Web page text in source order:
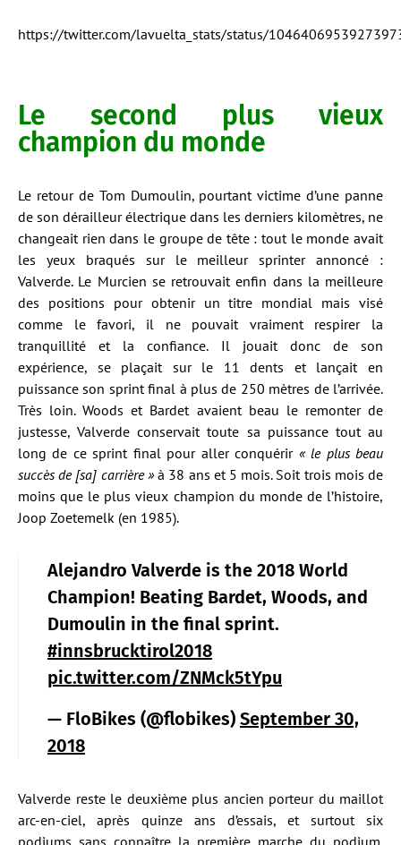
https://twitter.com/lavuelta_stats/status/
Le second plus vieux
champion du monde
Le retour de Tom Dumoulin, pourtant victime d’une panne
de son dérailleur électrique dans les derniers kilomètres, ne
changeait rien dans le groupe de tête : tout le monde avait
les yeux braqués sur le meilleur sprinter annoncé :
Valverde. Le Murcien se retrouvait enfin dans la meilleure
des positions pour obtenir un titre mondial mais visé
comme le favori, il ne pouvait vraiment respirer la
tranquillité et la confiance. Il jouait donc de son
expérience, se plaçait sur le 11 dents et lançait en
puissance son sprint final à plus de 250 mètres de l’arrivée.
Très loin. Woods et Bardet avaient beau le remonter de
justesse, Valverde conservait toute sa puissance tout au
long de ce sprint final pour aller conquérir « le plus beau
succès de [sa] carrière »à 38 ans et 5 mois. Soit trois mois de
moins que le plus vieux champion du monde de l’histoire,
Joop Zoetemelk (en 1985).
Alejandro Valverde is the 2018 World
Champion! Beating Bardet, Woods, and
Dumoulin in the final sprint.
#innsbrucktirol2018
pic.twitter.com/ZNMck5tYpu
— FloBikes (@flobikes) September 30,
2018
Valverde reste le deuxième plus ancien porteur du maillot
arc-en-ciel, après quinze ans d’essais, et surtout six
podiums sans connaître la première marche du podium.